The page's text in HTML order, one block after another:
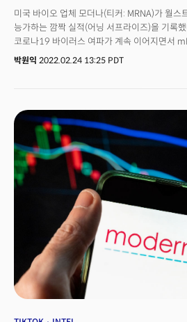
미국 바이오 업체 모더나(티커: MRNA)가 월스
능가하는 깜짝 실적(어닝 서프라이즈)을 기록
코로나19 바이러스 여파가 계속 이어지면서
매출이 증가했다.모더나는 24일 2021년 4분
기록하며 시장 추정치(9.90달러)를 넘었다.호
15.1% 오른 156.23달러에 마감했다. 30억달
밝힌 것도 주가 상승에 영향을 줬다.스테판 방
최고경영자(CEO)는 “모더나 코로나 백신(상품
70개국 이상에서 승인을 받아 수억 명의 사람
“2021년 8억700만 도즈(1회 접종분)를 배포
소득 국가에 전달됐다”고 설명했다.그는 이어
의약품을 개발 중”이라며 “업계 최고의 mRNA
계속 확장, 발전시키고 있다. 2022년 말에는 희
치료제의 임상 결과를 얻을 수 있을 것”이라고 했
박원익 2022.02.24 13:25 PDT